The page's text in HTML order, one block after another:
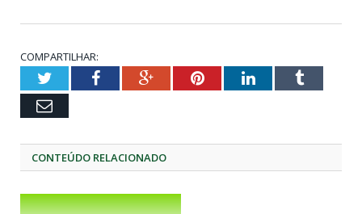
COMPARTILHAR:
TwitterFacebookGoogle+PinterestLinkedInTumblr
Email
CONTEÚDO RELACIONADO